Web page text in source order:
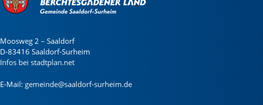
Moosweg 2 – Saaldorf
D-83416 Saaldorf-Surheim
Infos bei stadtplan.net
E-Mail: gemeinde@saaldorf-surheim.de